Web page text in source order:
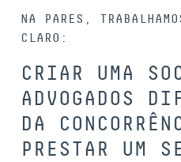
NA PARES,
CLARO:
CRIAR UMA
ADVOGADOS
DA
PRESTAR UM